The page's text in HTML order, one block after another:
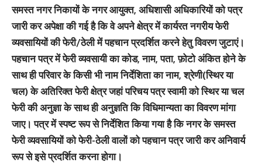
समस्त नगर निकायों के नगर आयुक्त, अधिशासी अधिकारियों को पत्र
जारी कर अपेक्षा की गई है कि वे अपने क्षेत्र में कार्यरत नगरीय फेरी
व्यवसायियों की फेरी/ठेली में पहचान प्रदर्शित करने हेतु विवरण जुटाएं।
पहचान पत्र में फेरी व्यवसायी का कोड, नाम, पता, फ़ोटो अंकित होने के
साथ ही परिवार के किसी भी नाम निर्देशिता का नाम, श्रेणी(स्थिर या
चल) के अतिरिक्त फेरी क्षेत्र जहां परिचय पत्र स्वामी को स्थिर या चल
फेरी की अनुज्ञा के साथ ही अनुज्ञति कि विधिमान्यता का विवरण मांगा
जाए। पत्र में स्पष्ट रूप से निर्देशित किया गया है कि नगर के समस्त
फेरी व्यवसायियों को फेरी-ठेली वालों को पहचान पत्र जारी कर अनिवार्य
रूप से इसे प्रदर्शित करना होगा।